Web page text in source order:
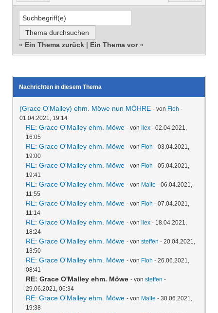
« Ein Thema zurück | Ein Thema vor»
Nachrichten in diesem Thema
(Grace O'Malley) ehm. Möwe nun MÖHRE - von Floh -
01.04.2021, 19:14
RE: Grace O'Malley ehm. Möwe - von Ilex - 02.04.2021,
16:05
RE: Grace O'Malley ehm. Möwe - von Floh - 03.04.2021,
19:00
RE: Grace O'Malley ehm. Möwe - von Floh - 05.04.2021,
19:41
RE: Grace O'Malley ehm. Möwe - von Malte - 06.04.2021,
11:55
RE: Grace O'Malley ehm. Möwe - von Floh - 07.04.2021,
11:14
RE: Grace O'Malley ehm. Möwe - von Ilex - 18.04.2021,
18:24
RE: Grace O'Malley ehm. Möwe - von steffen - 20.04.2021,
13:50
RE: Grace O'Malley ehm. Möwe - von Floh - 26.06.2021,
08:41
RE: Grace O'Malley ehm. Möwe - von steffen -
29.06.2021, 06:34
RE: Grace O'Malley ehm. Möwe - von Malte - 30.06.2021,
19:38